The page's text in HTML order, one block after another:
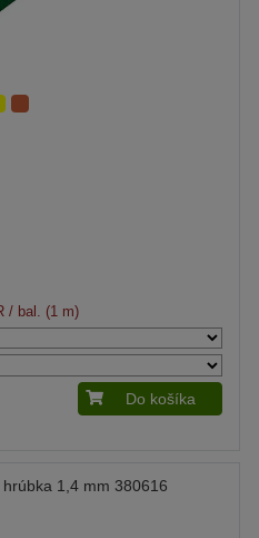
/ bal. (1 m)
Do košíka
1,4 mm 380616